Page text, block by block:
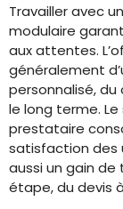
Travailler avec
modulaire
aux attentes.
généralement
personnalisé,
le long terme.
prestataire
satisfaction des
aussi un gain
étape, du devis